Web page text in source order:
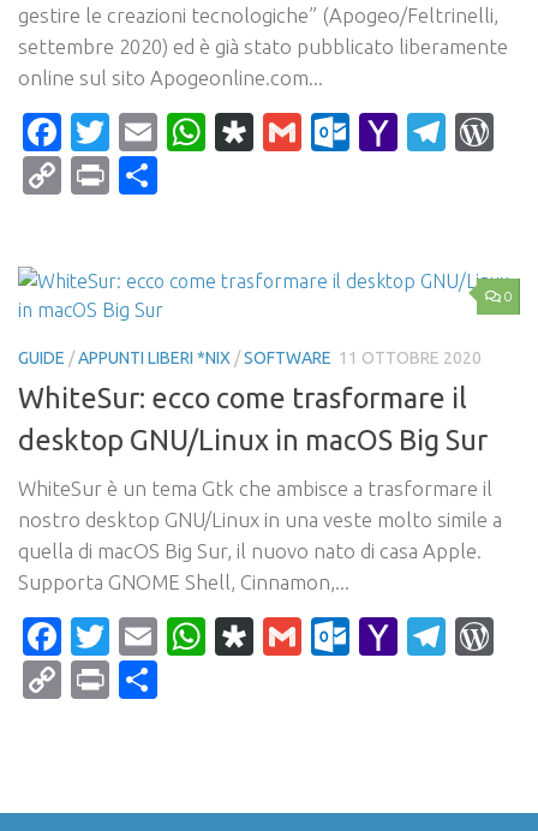
gestire le creazioni tecnologiche” (Apogeo/Feltrinelli,
settembre 2020) ed è già stato pubblicato liberamente
online sul sito Apogeonline.com...
Facebook
Twitter
EmailWhatsApp
Diaspora
Gmail Yahoo
CopyPrint
0
GUIDE /APPUNTI LIBERI *NIX /SOFTWARE 11 OTTOBRE 2020
WhiteSur: ecco come trasformare il
desktop GNU/Linux in macOS Big Sur
WhiteSur è un tema Gtk che ambisce a trasformare il
nostro desktop GNU/Linux in una veste molto simile a
quella di macOS Big Sur, il nuovo nato di casa Apple.
Supporta GNOME Shell, Cinnamon,...
Facebook
Twitter
EmailWhatsApp
Diaspora
Gmail Yahoo
CopyPrint